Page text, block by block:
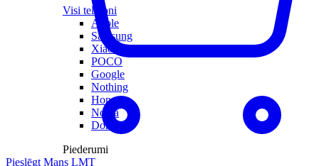
Visi telefoni
Apple
Samsung
Xiaomi
POCO
Google
Nothing
Honor
Nokia
Doro
Piederumi
Pieslēgt Mans LMT